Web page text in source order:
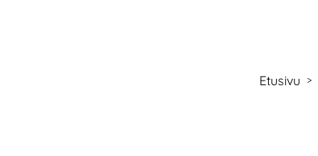
Etusivu >